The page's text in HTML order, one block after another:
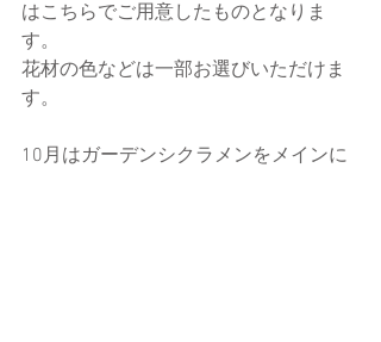
はこちらでご用意したものとなりま
す。
花材の色などは一部お選びいただけま
す。
10月はガーデンシクラメンをメインに